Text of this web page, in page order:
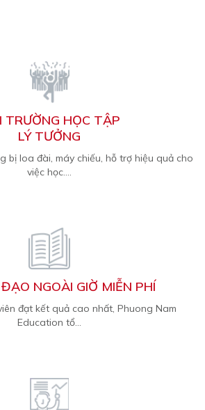
TRƯỜNG HỌC TẬP
LÝ TƯỞNG
bị loa đài, máy chiếu, hỗ trợ hiệu quả cho
việc học....
NGOÀI GIỜ MIỄN PHÍ
đạt kết quả cao nhất, Phuong Nam
Education tổ...